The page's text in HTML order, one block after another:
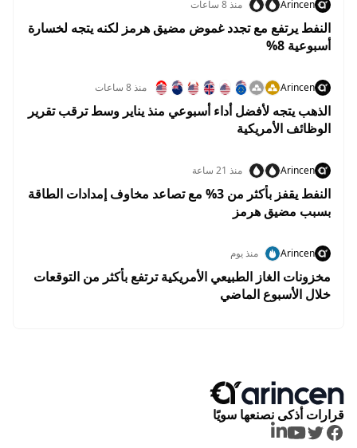
Arincen منذ 8 ساعات
النفط يرتفع مع تجدد غموض مضيق هرمز لكنه يتجه لخسارة
أسبوعية 8%
Arincen منذ 8 ساعات
الذهب يتجه لأفضل أداء أسبوعي منذ يناير وسط ترقب تقرير
الوظائف الأمريكية
Arincen منذ 21 ساعة
النفط يقفز بأكثر من 3% مع تصاعد مخاوف إمدادات الطاقة
بسبب مضيق هرمز
Arincen منذ يوم
مخزونات الغاز الطبيعي الأمريكية ترتفع بأكثر من التوقعات
خلال الأسبوع الماضي
قرارات أذكى نصنعها سويًا
Facebook
Twitter
Youtube
LinkedIn